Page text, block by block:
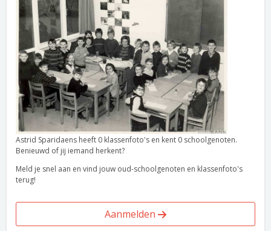
Astrid Sparidaens heeft 0 klassenfoto's en kent 0 schoolgenoten.
Benieuwd of jij iemand herkent?
Meld je snel aan en vind jouw oud-schoolgenoten en klassenfoto's
terug!
Aanmelden